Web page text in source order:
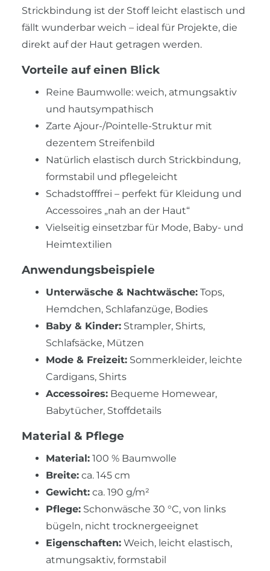
Strickbindung ist der Stoff leicht elastisch und
fällt wunderbar weich – ideal für Projekte, die
direkt auf der Haut getragen werden.
Vorteile auf einen Blick
Reine Baumwolle: weich, atmungsaktiv
und hautsympathisch
Zarte Ajour-/Pointelle-Struktur mit
dezentem Streifenbild
Natürlich elastisch durch Strickbindung,
formstabil und pflegeleicht
Schadstofffrei – perfekt für Kleidung und
Accessoires „nah an der Haut“
Vielseitig einsetzbar für Mode, Baby- und
Heimtextilien
Anwendungsbeispiele
Unterwäsche & Nachtwäsche: Tops,
Hemdchen, Schlafanzüge, Bodies
Baby & Kinder: Strampler, Shirts,
Schlafsäcke, Mützen
Mode & Freizeit: Sommerkleider, leichte
Cardigans, Shirts
Accessoires: Bequeme Homewear,
Babytücher, Stoffdetails
Material & Pflege
Material: 100 % Baumwolle
Breite: ca. 145 cm
Gewicht: ca. 190 g/m²
Pflege: Schonwäsche 30 °C, von links
bügeln, nicht trocknergeeignet
Eigenschaften: Weich, leicht elastisch,
atmungsaktiv, formstabil